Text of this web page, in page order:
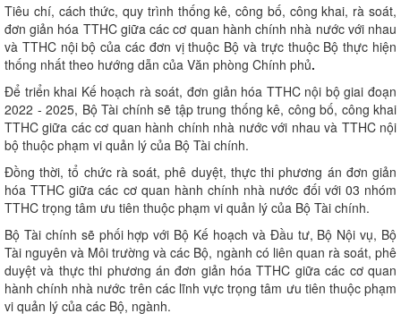
Tiêu chí, cách thức, quy trình thống kê, công bố, công khai, rà soát,
đơn giản hóa TTHC giữa các cơ quan hành chính nhà nước với nhau
và TTHC nội bộ của các đơn vị thuộc Bộ và trực thuộc Bộ thực hiện
thống nhất theo hướng dẫn của Văn phòng Chính phủ.
Để triển khai Kế hoạch rà soát, đơn giản hóa TTHC nội bộ giai đoạn
2022 - 2025, Bộ Tài chính sẽ tập trung thống kê, công bố, công khai
TTHC giữa các cơ quan hành chính nhà nước với nhau và TTHC nội
bộ thuộc phạm vi quản lý của Bộ Tài chính.
Đồng thời, tổ chức rà soát, phê duyệt, thực thi phương án đơn giản
hóa TTHC giữa các cơ quan hành chính nhà nước đối với 03 nhóm
TTHC trọng tâm ưu tiên thuộc phạm vi quản lý của Bộ Tài chính.
Bộ Tài chính sẽ phối hợp với Bộ Kế hoạch và Đầu tư, Bộ Nội vụ, Bộ
Tài nguyên và Môi trường và các Bộ, ngành có liên quan rà soát, phê
duyệt và thực thi phương án đơn giản hóa TTHC giữa các cơ quan
hành chính nhà nước trên các lĩnh vực trọng tâm ưu tiên thuộc phạm
vi quản lý của các Bộ, ngành.